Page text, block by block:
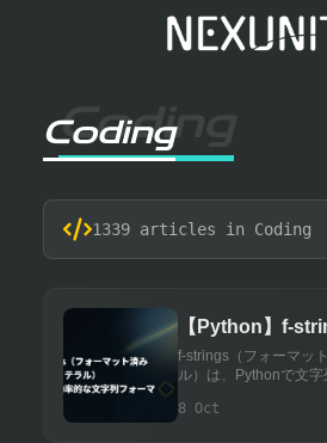
Coding
Coding
1339 articles in Coding
【Python】f-
ット済み文字列
潔で効率的な文
ト
f-strings（フォーマッ
ル）は、Pythonで文字
記事では、f-stringsの
8 Oct